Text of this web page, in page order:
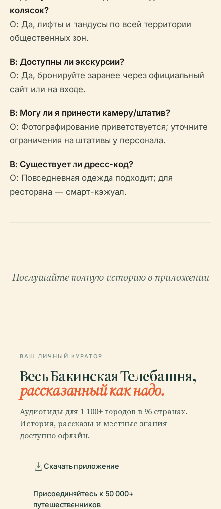
колясок?
О: Да, лифты и пандусы по всей территории
общественных зон.
В: Доступны ли экскурсии?
О: Да, бронируйте заранее через официальный
сайт или на входе.
В: Могу ли я принести камеру/штатив?
О: Фотографирование приветствуется; уточните
ограничения на штативы у персонала.
В: Существует ли дресс-код?
О: Повседневная одежда подходит; для
ресторана — смарт-кэжуал.
Послушайте полную историю в приложении
ВАШ ЛИЧНЫЙ КУРАТОР
Весь Бакинская Телебашня,
рассказанный как надо.
Аудиогиды для 1 100+ городов в 96 странах.
История, рассказы и местные знания —
доступно офлайн.
Скачать приложение
Присоединяйтесь к 50 000+
путешественников